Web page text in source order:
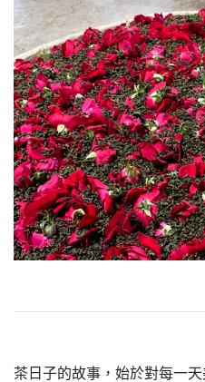
茶日子的故事，始於對每一